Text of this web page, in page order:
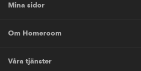
Mina sidor
Om Homeroom
Våra tjänster